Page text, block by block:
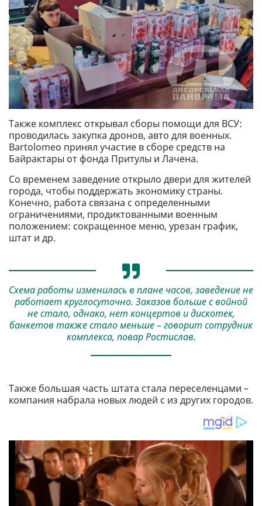
Также комплекс открывал сборы помощи для ВСУ:
проводилась закупка дронов, авто для военных.
Bartolomeo принял участие в сборе средств на
Байрактары от фонда Притулы и Лачена.
Со временем заведение открыло двери для жителей
города, чтобы поддержать экономику страны.
Конечно, работа связана с определенными
ограничениями, продиктованными военным
положением: сокращенное меню, урезан график,
штат и др.
Схема работы изменилась в плане часов, заведение не
работает круглосуточно. Заказов больше с войной
не стало, однако, нет концертов и дискотек,
банкетов также стало меньше – говорит сотрудник
комплекса, повар Ростислав.
Также большая часть штата стала переселенцами –
компания набрала новых людей с из других городов.